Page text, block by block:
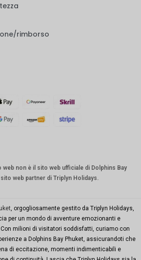
euro
rupia
indiana
danese
CHF
australia
Città di
New
York
TWD
rimborso
non è il sito web ufficiale di Dolphins Bay
sito web partner di Triplyn Holidays.
, orgogliosamente gestito da Triplyn Holidays,
per un mondo di avventure emozionanti e
milioni di visitatori soddisfatti, curiamo con
a Dolphins Bay Phuket, assicurandoti che
di eccitazione, momenti indimenticabili e